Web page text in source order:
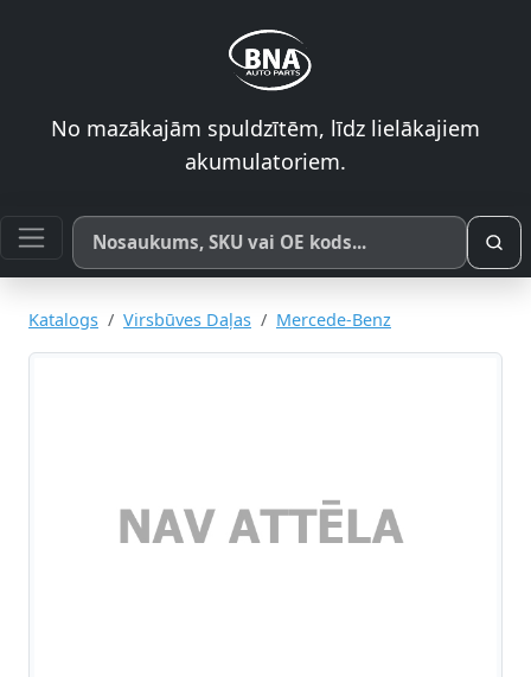
No mazākajām spuldzītēm, līdz lielākajiem
akumulatoriem.
Meklēt pēc produkta nosaukuma, SKU vai OE koda
Katalogs Virsbūves Daļas Mercede-Benz